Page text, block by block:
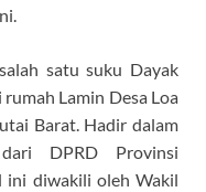
satu suku Dayak
Lamin Desa Loa
Barat. Hadir dalam
DPRD Provinsi
ini diwakili oleh Wakil